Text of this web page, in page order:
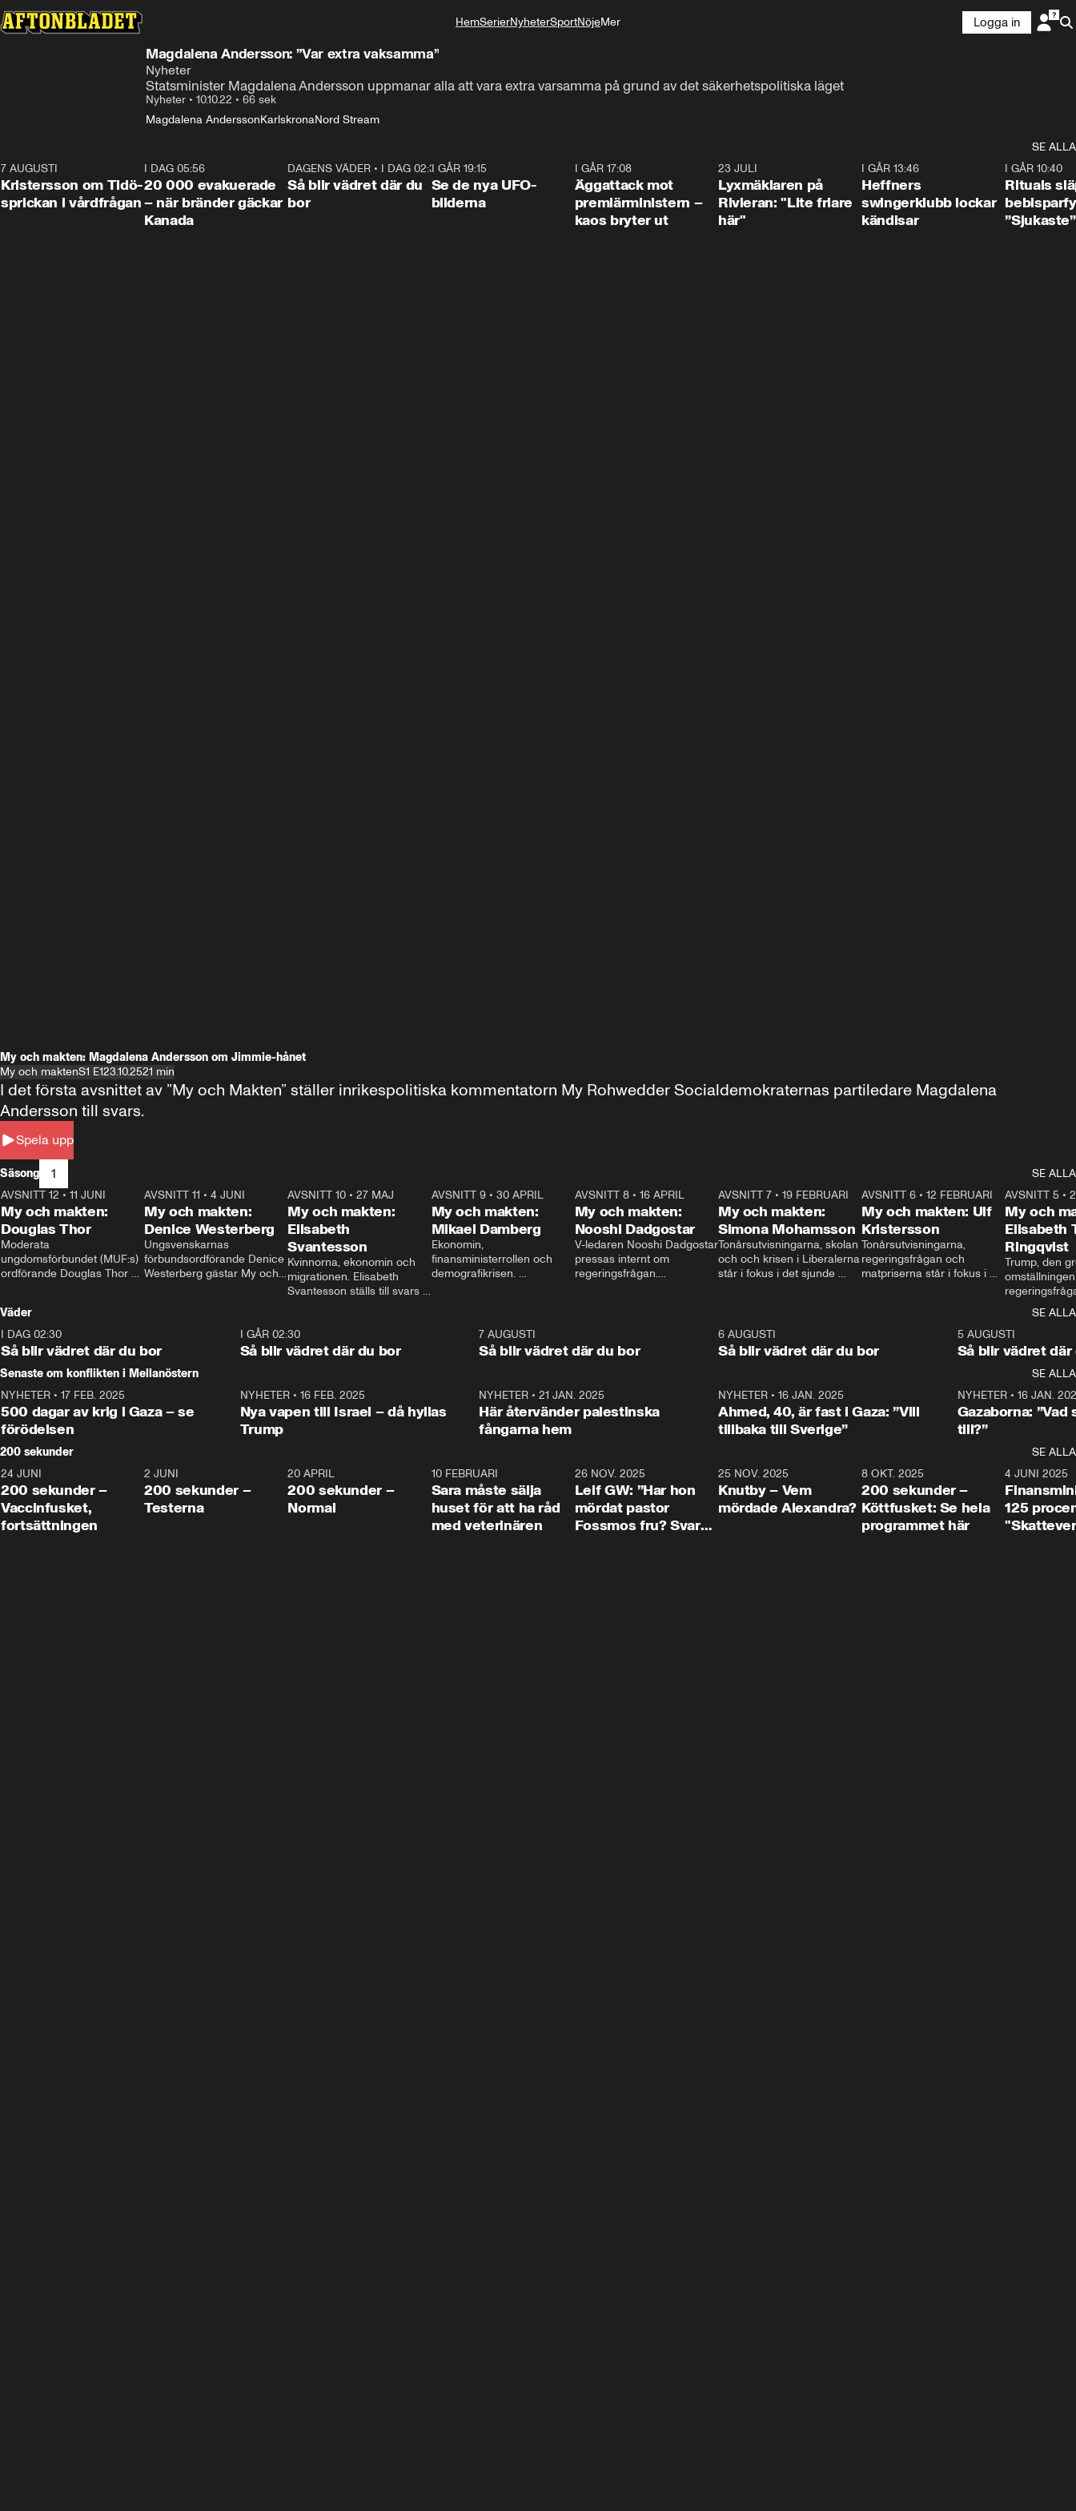
HemSerierNyheterSportNöjeMer
Logga in
Magdalena Andersson: ”Var extra vaksamma”
Nyheter
Statsminister Magdalena Andersson uppmanar alla att vara extra varsamma på grund av det säkerhetspolitiska läget
Nyheter • 10.10.22 • 66 sek
Magdalena AnderssonKarlskronaNord Stream
SE ALLA
7 AUGUSTI
Kristersson om Tidö-
sprickan i vårdfrågan
I DAG 05:56
20 000 evakuerade
– när bränder gäckar
Kanada
1:06
DAGENS VÄDER • I DAG 02:30
Så blir vädret där du
bor
I GÅR 19:15
Se de nya UFO-
bilderna
I GÅR 17:08
Äggattack mot
premiärministern –
kaos bryter ut
23 JULI
Lyxmäklaren på
Rivieran: "Lite friare
här"
I GÅR 13:46
Heffners
swingerklubb lockar
kändisar
I GÅR 10:40
Rituals
”Sjukaste”
My och makten: Magdalena Andersson om Jimmie-hånet
My och maktenS1 E123.10.2521 min
Spela upp
I det första avsnittet av ”My och Makten” ställer inrikespolitiska kommentatorn My Rohwedder Socialdemokraternas partiledare Magdalena
Andersson till svars.
Säsong 1
SE ALLA
26:27
AVSNITT 12 • 11 JUNI
My och makten:
Douglas Thor
Moderata
ungdomsförbundet (MUF:s)
ordförande Douglas Thor
tonårsutvisningarna och hur
Moderaterna ska locka
väljare till valet i höst.
23:40
AVSNITT 11 •4 JUNI
My och makten:
Denice Westerberg
Ungsvenskarnas
förbundsordförande Denice
Westerberg gästar My och
AVSNITT 10 •27 MAJ
My och makten:
Elisabeth
Svantesson
Kvinnorna, ekonomin och
migrationen. Elisabeth
Svantesson ställs till svars
AVSNITT 9• 30 APRIL
My och makten:
Mikael Damberg
Ekonomin,
finansministerrollen och
demografikrisen.
och Makten.
AVSNITT 8• 16 APRIL
My och makten:
Nooshi Dadgostar
V-ledaren Nooshi Dadgostar
pressas internt om
regeringsfrågan.
– Vi ställer upp i val. Ska vi
vara med så sitter vi förstås
24:30
AVSNITT 7• 19 FEBRUARI
My och makten:
Simona Mohamsson
Tonårsutvisningarna, skolan
och och krisen i Liberalerna
står i fokus i det sjunde
kommentator My
Rohwedder ställer
utbildnings- och
Mohamsson till svars.
27:30
AVSNITT 6 •12 FEBRUARI
My och makten: Ulf
Kristersson
Tonårsutvisningarna,
regeringsfrågan och
matpriserna står i fokus i
Rohwedder ställer
statsminister Ulf Kristersson
AVSNITT 5 •
My och
Elisabeth
Ringqvist
Trump, den
centrum i
avsnittet av
Makten”. Se
Aftonbladets
Rohwedder
Thand Ring
Väder
SE ALLA
I DAG 02:30
Så blir vädret där du bor
1:06
I GÅR 02:30
Så blir vädret där du bor
7 AUGUSTI
Så blir vädret där du bor
6 AUGUSTI
Så blir vädret där du bor
5 AUGUSTI
Så blir vädret där
Senaste om konflikten i Mellanöstern
SE ALLA
NYHETER • 17 FEB. 2025
500 dagar av krig i Gaza – se
förödelsen
NYHETER• 16 FEB. 2025
Nya vapen till Israel – då hyllas
Trump
NYHETER •21 JAN. 2025
Här återvänder palestinska
fångarna hem
NYHETER• 16 JAN. 2025
Ahmed, 40, är fast i Gaza: ”Vill
tillbaka till Sverige”
NYHETER• 16 JAN.
Gazaborna:
till?”
200 sekunder
SE ALLA
5:00
24 JUNI
200 sekunder –
Vaccinfusket,
fortsättningen
4:23
2 JUNI
200 sekunder –
Testerna
20 APRIL
200 sekunder –
Normal
10 FEBRUARI
Sara måste sälja
huset för att ha råd
med veterinären
26 NOV. 2025
Leif GW: ”Har hon
mördat pastor
Fossmos fru? Svar
31:05
25 NOV. 2025
Knutby – Vem
mördade Alexandra?
4:29
8 OKT. 2025
200 sekunder –
Köttfusket: Se hela
programmet här
4 JUNI 2025
125